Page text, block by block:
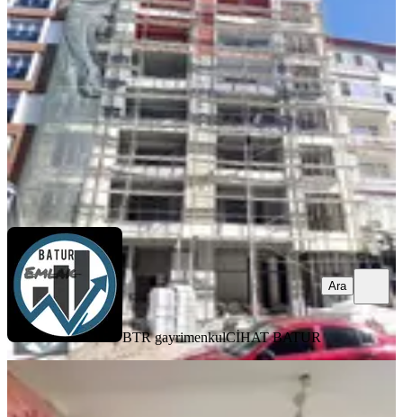
Battalgazi, Paşaköşkü Mahallesi
2+1·100 m²·6. Kat·29.07.2026
3.850.000 ₺
BTR gayrimenkulCİHAT BATUR
Ara
BTR gayrimenkulCİHAT BATUR
Ara
KOMBİLİ
Batur Gayrimenkul'den Beydağı
Toki'de Satılık Ara Kat 1+1 Daire